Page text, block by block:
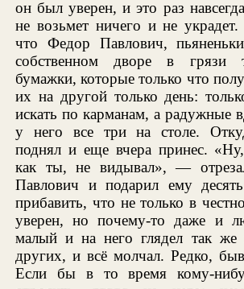
он был уверен, и это раз
не возьмет ничего и не украдет.
что Федор Павлович,
собственном дворе в грязи
бумажки, которые только что
их на другой только день:
искать по карманам, а радужные
у него все три на столе.
поднял и еще вчера принес.
как ты, не видывал», —
Павлович и подарил ему
прибавить, что не только в
уверен, но почему-то даже и
малый и на него глядел так же
других, и всё молчал. Редко,
Если бы в то время кому-